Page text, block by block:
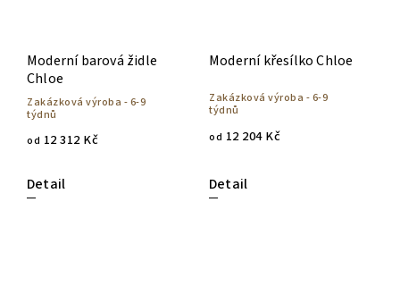
Moderní barová židle
Chloe
Zakázková výroba - 6-9
týdnů
od 12 312 Kč
Detail
Moderní křesílko Chloe
Zakázková výroba - 6-9
týdnů
od 12 204 Kč
Detail